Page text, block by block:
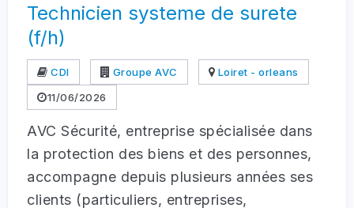
Technicien systeme de surete
(f/h)
CDI Groupe AVC
Loiret - orleans
11/06/2026
AVC Sécurité, entreprise spécialisée dans
la protection des biens et des personnes,
accompagne depuis plusieurs années ses
clients (particuliers, entreprises,